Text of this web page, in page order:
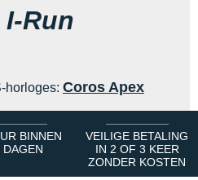
Run
horloges: Coros Apex
BINNEN
DAGEN
VEILIGE BETALING
IN 2 OF 3 KEER
ZONDER KOSTEN